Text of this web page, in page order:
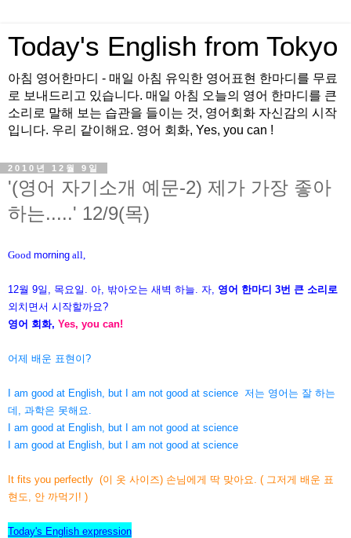
Today's English from Tokyo
아침 영어한마디 - 매일 아침 유익한 영어표현 한마디를 무료
로 보내드리고 있습니다. 매일 아침 오늘의 영어 한마디를 큰
소리로 말해 보는 습관을 들이는 것, 영어회화 자신감의 시작
입니다. 우리 같이해요. 영어 회화, Yes, you can !
2010년 12월 9일
'(영어 자기소개 예문-2) 제가 가장 좋아
하는.....' 12/9(목)
Good morning all,
12월 9일, 목요일. 아, 밖아오는 새벽 하늘. 자, 영어 한마디 3번 큰 소리로
외치면서 시작할까요?
영어 회화, Yes, you can!
어제 배운 표현이?
I am good at English, but I am not good at science 저는 영어는 잘 하는
데, 과학은 못해요.
I am good at English, but I am not good at science
I am good at English, but I am not good at science
It fits you perfectly (이 옷 사이즈) 손님에게 딱 맞아요. ( 그저게 배운 표
현도, 안 까먹기! )
Today's English expression